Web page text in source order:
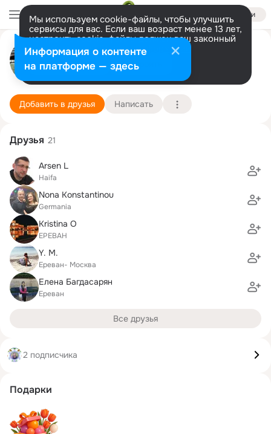
Войти
Мы используем cookie-файлы, чтобы улучшить
сервисы для вас. Если ваш возраст менее 13 лет,
настроить cookie-файлы должен ваш законный
представитель. Больше информации
Разрешить все Настроить
Лилия Налбандян
New York 7 октября (45 лет)
Подробнее
Добавить в друзья Написать
Друзья 21
Arsen L
Haifa
Nona Konstantinou
Germania
Kristina O
ЕРЕВАН
Y. M.
Ереван- Москва
Елена Багдасарян
Ереван
Все друзья
2 подписчика
Подарки
Информация о контенте
на платформе — здесь